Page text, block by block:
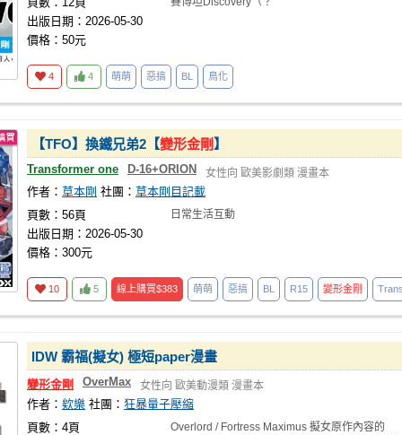
出版日期：2026-05-30
價格：50元
4 4 萌萌 惡搞 BL 鳥化
【TFO】換鐵兄弟2【變形金剛】
Transformer one D-16+ORION 女性向 歐美影劇類 漫畫本
作者： 草本剛 社團： 草本剛目記載
頁數：56頁
出版日期：2026-05-30
價格：300元
日常生活互動
10 5 線上購買$383 萌萌 惡搞 BL R15 變形金剛
IDW 霸福(擬女) 極短paper漫畫
變形金剛 OverMax 女性向 歐美動漫類 漫畫本
作者： 欸樂 社團： 狂暴量子壓縮
頁數：4頁
Overlord / Fortress Maximus 擬女原作內容的